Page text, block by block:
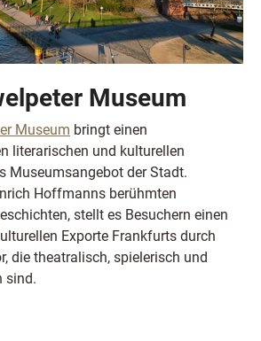
Museum
Museum bringt einen
literarischen und kulturellen
Museumsangebot der Stadt.
Hoffmanns berühmten
stellt es Besuchern einen
Exporte Frankfurts durch
die theatralisch, spielerisch und
sind.